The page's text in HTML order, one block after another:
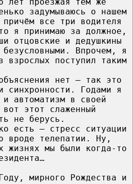
задумываюсь о нашем
все три водителя
я принимаю за должное,
отцовские и дедушкины
безусловными. Впрочем, я
взрослых поступил таким
нет — так это
синхронности. Годами я
и автоматизм в своей
этот слаженный
не берусь.
есть — стресс ситуации
вроде телепатии. Ну,
жизнях мы были когда-то
мирного Рождества и